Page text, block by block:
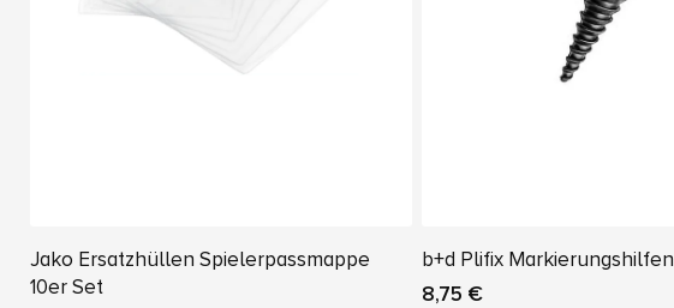
Jako Ersatzhüllen Spielerpassmappe
10er Set
b+d Plifix Markierungshilfen
8,75 €